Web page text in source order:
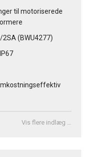
til motoriserede
(BWU4277)
Vis flere indlæg …